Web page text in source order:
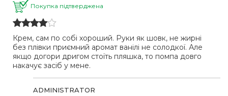
Покупка підтверджена
Крем, сам по собі хороший. Руки як шовк, не жирні
без плівки приємний аромат ванілі не солодкої. Але
якщо догори дригом стоїть пляшка, то помпа довго
накачує засіб у мене.
ADMINISTRATOR